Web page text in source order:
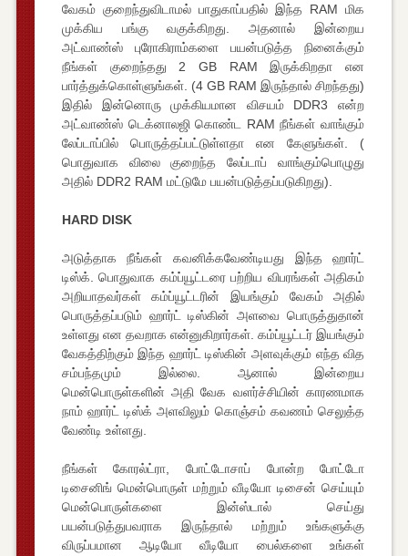
வேகம் குறைந்துவிடாமல் பாதுகாப்பதில் இந்த RAM மிக
முக்கிய பங்கு வகுக்கிறது. அதனால் இன்றைய
அட்வாண்ஸ் புரோகிராம்களை பயன்படுத்த நினைக்கும்
நீங்கள் குறைந்தது 2 GB RAM இருக்கிறதா என
பார்த்துக்கொள்ளுங்கள். (4 GB RAM இருந்தால் சிறந்தது)
இதில் இன்னொரு முக்கியமான விசயம் DDR3 என்ற
அட்வாண்ஸ் டெக்னாலஜி கொண்ட RAM நீங்கள் வாங்கும்
லேப்டாப்பில் பொருத்தப்பட்டுள்ளதா என கேளுங்கள். (
பொதுவாக விலை குறைந்த லேப்டாப் வாங்கும்பொழுது
அதில் DDR2 RAM மட்டுமே பயன்படுத்தப்படுகிறது).
HARD DISK
அடுத்தாக நீங்கள் கவனிக்கவேண்டியது இந்த ஹார்ட்
டிஸ்க். பொதுவாக கம்ப்யூட்டரை பற்றிய விபரங்கள் அதிகம்
அறியாதவர்கள் கம்ப்யூட்டரின் இயங்கும் வேகம் அதில்
பொருத்தப்படும் ஹார்ட் டிஸ்கின் அளவை பொருத்துதான்
உள்ளது என தவறாக என்னுகிறார்கள். கம்ப்யூட்டர் இயங்கும்
வேகத்திற்கும் இந்த ஹார்ட் டிஸ்கின் அளவுக்கும் எந்த வித
சம்பந்தமும் இல்லை. ஆனால் இன்றைய
மென்பொருள்களின் அதி வேக வளர்ச்சியின் காரணமாக
நாம் ஹார்ட் டிஸ்க் அளவிலும் கொஞ்சம் கவணம் செலுத்த
வேண்டி உள்ளது.
நீங்கள் கோரல்ட்ரா, போட்டோசாப் போன்ற போட்டோ
டிசைனிங் மென்பொருள் மற்றும் வீடியோ டிசைன் செய்யும்
மென்பொருள்களை இன்ஸ்டால் செய்து
பயன்படுத்துபவராக இருந்தால் மற்றும் உங்களுக்கு
விருப்பமான ஆடியோ வீடியோ பைல்களை உங்கள்